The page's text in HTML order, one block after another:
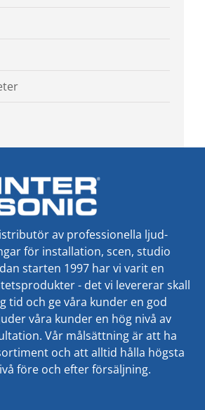
av professionella ljud-
för installation, scen, studio
starten 1997 har vi varit en
- det vi levererar skall
tid och ge våra kunder en god
våra kunder en hög nivå av
Vår målsättning är att ha
och att alltid hålla högsta
före och efter försäljning.